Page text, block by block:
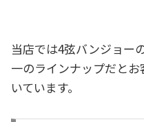
当店では4弦バンジョー
一のラインナップだと
いています。